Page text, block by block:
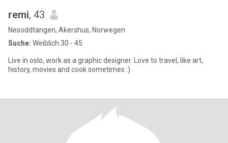
remi, 43
Nesoddtangen, Akershus, Norwegen
Suche: Weiblich 30 - 45
Live in oslo, work as a graphic designer. Love to travel, like art,
history, movies and cook sometimes :)